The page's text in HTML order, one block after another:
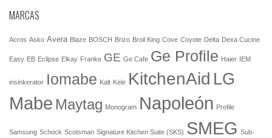
MARCAS
Acros Asko Avera Blaze BOSCH Brizo Broil King Cove Coyote Delta Dexa Cucine
Easy EB Eclipse Elkay Franke GE Ge Cafe Ge Profile Haier IEM
insinkerator Iomabe Kalt Kele KitchenAid LG
Mabe Maytag Monogram Napoleón Profile
Samsung Schock Scotsman Signature Kitchen Suite (SKS) SMEG Sub-